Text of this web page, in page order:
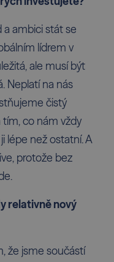
a ambici stát se
lídrem v
ale musí být
Neplatí na nás
čistý
tím, co nám vždy
lépe než ostatní. A
protože bez
relativně nový
že jsme součástí